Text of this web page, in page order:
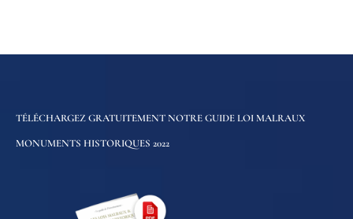
TÉLÉCHARGEZ GRATUITEMENT NOTRE GUIDE LOI MALRAUX
MONUMENTS HISTORIQUES 2022